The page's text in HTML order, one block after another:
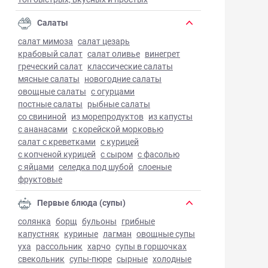
Салаты
салат мимоза салат цезарь
крабовый салат салат оливье винегрет
греческий салат классические салаты
мясные салаты новогодние салаты
овощные салаты с огурцами
постные салаты рыбные салаты
со свининой из морепродуктов из капусты
с ананасами с корейской морковью
салат с креветками с курицей
с копченой курицей с сыром с фасолью
с яйцами селедка под шубой слоеные
фруктовые
Первые блюда (супы)
солянка борщ бульоны грибные
капустняк куриные лагман овощные супы
уха рассольник харчо супы в горшочках
свекольник супы-пюре сырные холодные